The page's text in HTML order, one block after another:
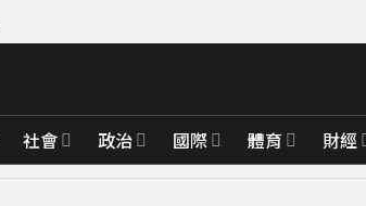
社會 政治 國際 體育 財經